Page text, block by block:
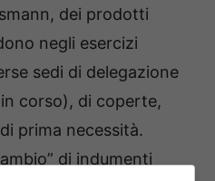
dei prodotti
negli esercizi
sedi di delegazione
corso), di coperte,
prima necessità.
di indumenti